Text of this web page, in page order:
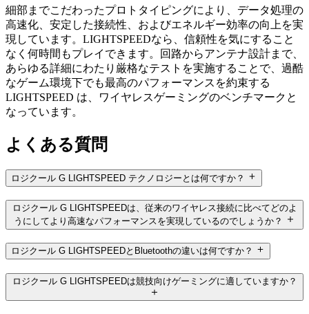
細部までこだわったプロトタイピングにより、データ処理の
高速化、安定した接続性、およびエネルギー効率の向上を実
現しています。LIGHTSPEEDなら、信頼性を気にすること
なく何時間もプレイできます。回路からアンテナ設計まで、
あらゆる詳細にわたり厳格なテストを実施することで、過酷
なゲーム環境下でも最高のパフォーマンスを約束する
LIGHTSPEED は、ワイヤレスゲーミングのベンチマークと
なっています。
よくある質問
ロジクール G LIGHTSPEED テクノロジーとは何ですか？
ロジクール G LIGHTSPEEDは、従来のワイヤレス接続に比べてどのよ
うにしてより高速なパフォーマンスを実現しているのでしょうか？
ロジクール G LIGHTSPEEDとBluetoothの違いは何ですか？
ロジクール G LIGHTSPEEDは競技向けゲーミングに適していますか？